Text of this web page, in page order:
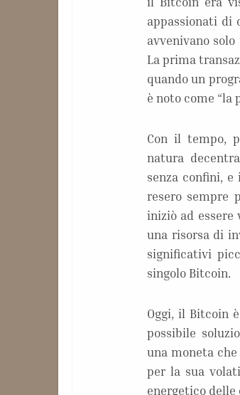
appassionati di
avvenivano
La prima
quando un
è noto come “la
Con il tempo,
natura
senza confini,
resero sempre
iniziò ad essere
una risorsa di
significativi
singolo Bitcoin.
Oggi, il Bitcoin
possibile
una moneta
per la sua
energetico